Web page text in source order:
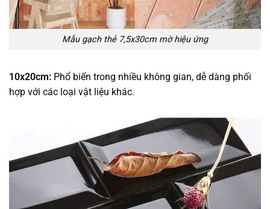
Mẫu gạch thẻ 7,5x30cm mờ hiệu ứng
10x20cm: Phổ biến trong nhiều không gian, dễ dàng phối
hợp với các loại vật liệu khác.